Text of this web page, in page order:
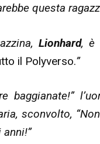
questa
Lionhard, è
il Polyverso.”
baggianate!”
sconvolto,